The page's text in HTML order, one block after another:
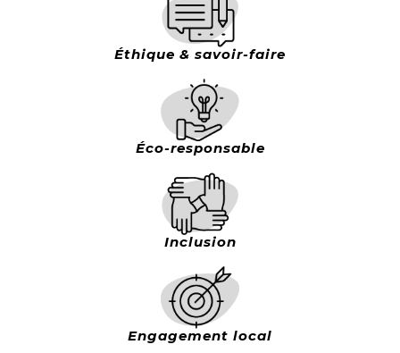
Éthique & savoir-faire
Éco-responsable
Inclusion
Engagement local